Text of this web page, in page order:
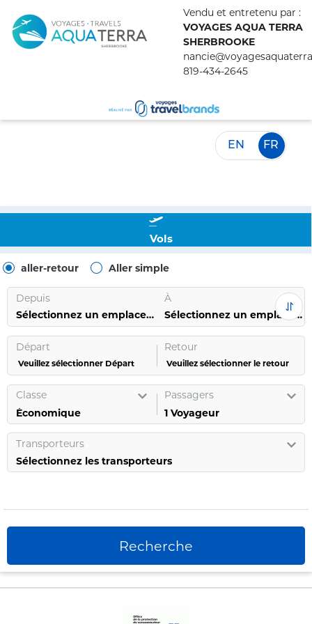
Vendu et entretenu par :
VOYAGES AQUA TERRA
SHERBROOKE
819-434-2645
EN FR
Vols
aller-retour Aller simple
Depuis
Sélectionnez un emplacement
À
Sélectionnez un emplacement
Départ
Veuillez sélectionner Départ
Retour
Veuillez sélectionner le retour
Classe
Passagers
1 Voyageur
Transporteurs
Sélectionnez les transporteurs
Recherche